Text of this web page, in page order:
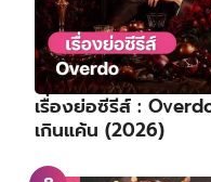
เรื่องย่อซีรีส์ :
เกินแค้น (2026)